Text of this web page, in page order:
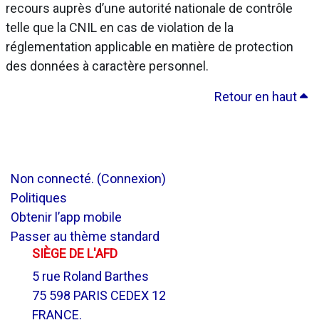
recours auprès d’une autorité nationale de contrôle
telle que la CNIL en cas de violation de la
réglementation applicable en matière de protection
des données à caractère personnel.
Retour en haut
Non connecté. (Connexion)
Politiques
Obtenir l’app mobile
Passer au thème standard
SIÈGE DE L'AFD
5 rue Roland Barthes
75 598 PARIS CEDEX 12
FRANCE.